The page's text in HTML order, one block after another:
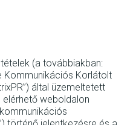
(a továbbiakban:
Kommunikációs Korlátolt
által üzemeltetett
weboldalon